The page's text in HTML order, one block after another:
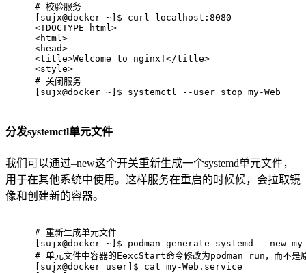
# 校验服务
[sujx@docker ~]$ curl localhost:8080
<!DOCTYPE html>
<html>
<head>
<title>Welcome to nginx!</title>
<style>
# 关闭服务
[sujx@docker ~]$ systemctl --user stop my-Web
分发systemctl单元文件
我们可以通过–new这个开关重新生成一个systemd单元文件，
用于在其他系统中使用。这样服务在重启的时候候，会拉取镜
像和创建新的容器。
# 重新生成单元文件
[sujx@docker ~]$ podman generate systemd --new
# 单元文件中容器的EexcStart命令修改为podman run，而不
[sujx@docker user]$ cat my-Web.service